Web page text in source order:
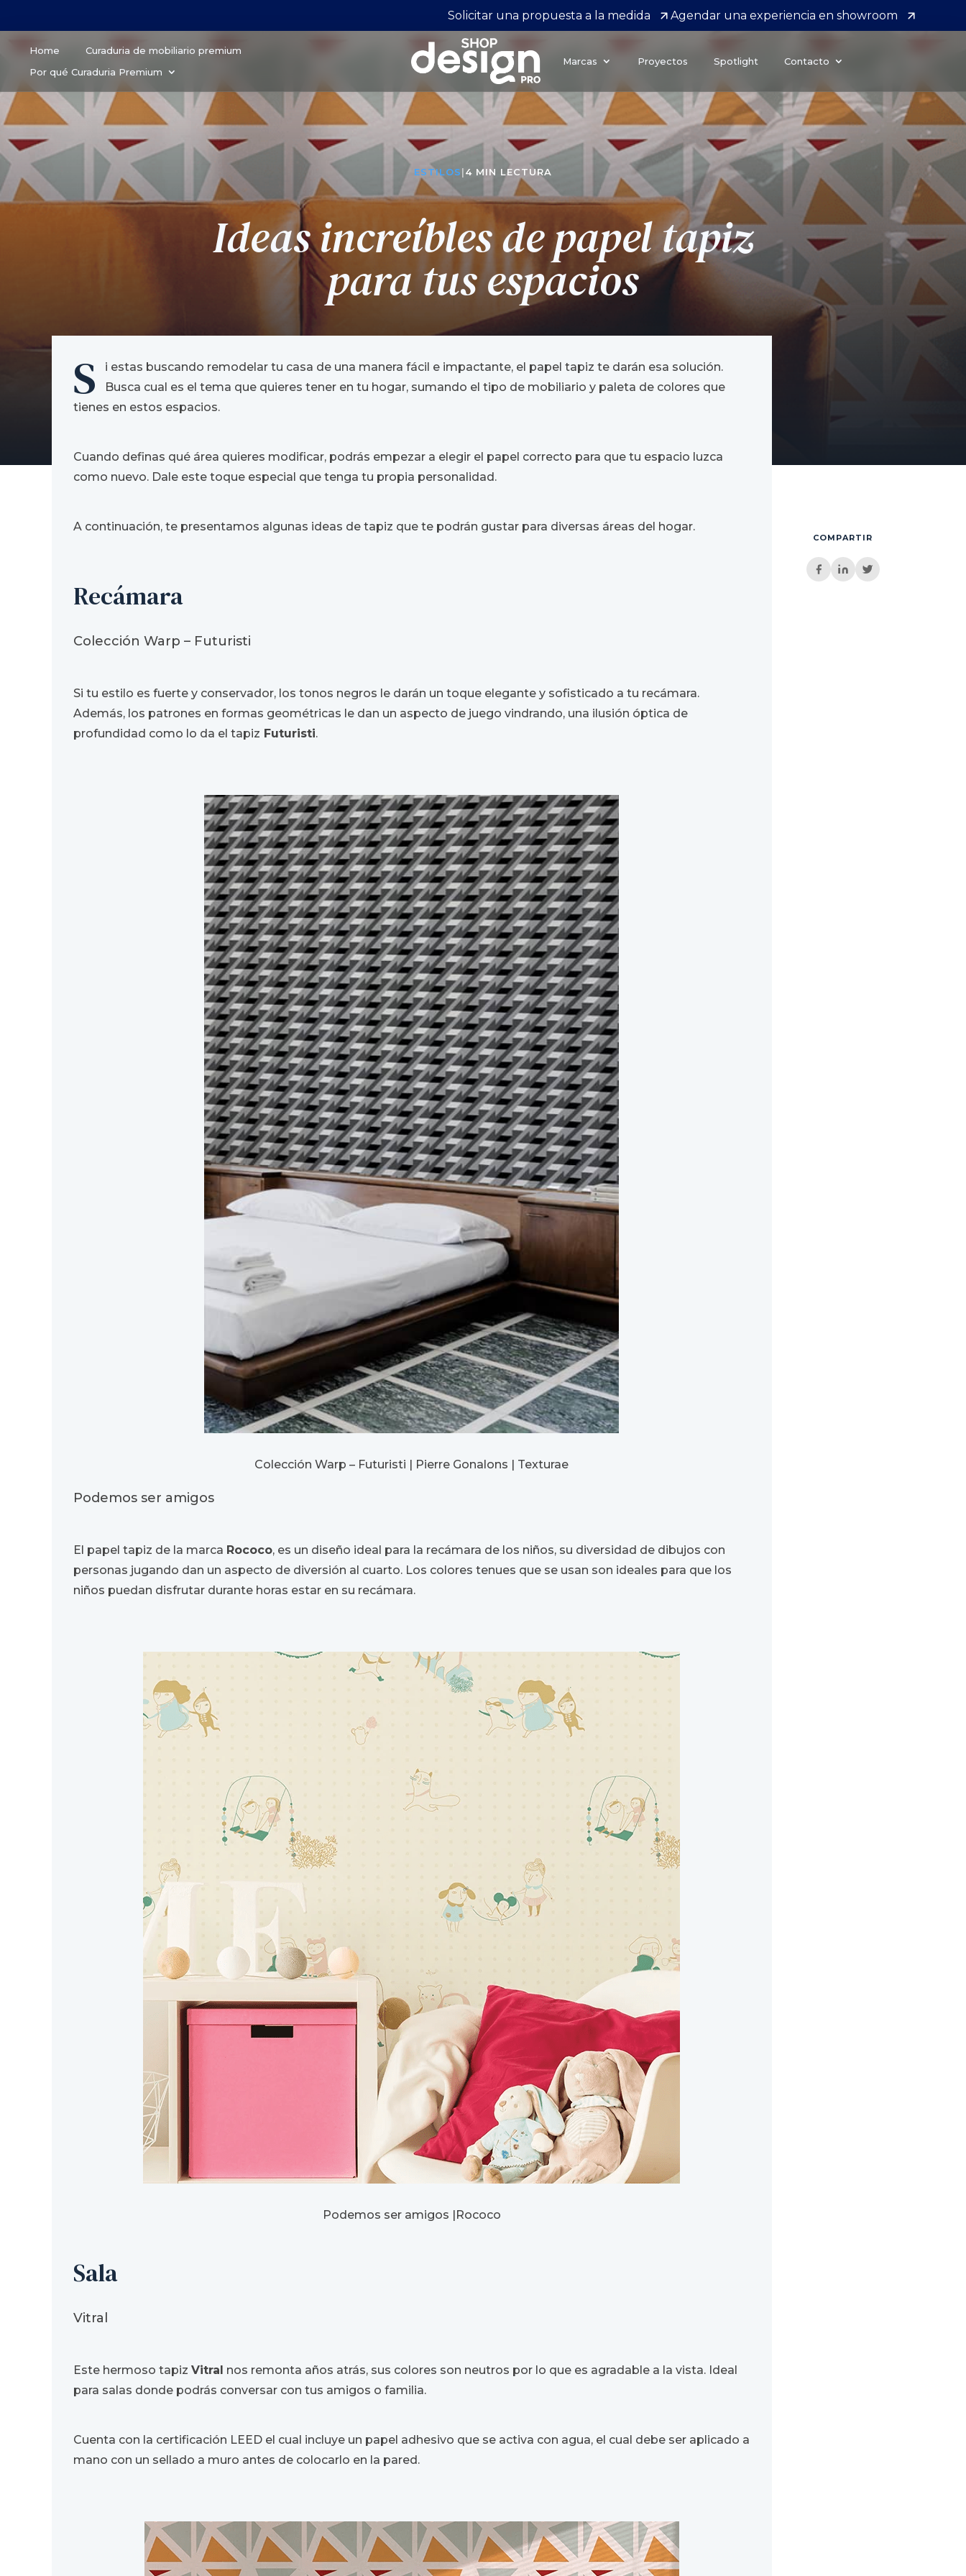
Solicitar una propuesta a la medida Agendar una experiencia en showroom
Home
Curaduria de mobiliario premium
Por qué Curaduria Premium
Marcas Proyectos Spotlight Contacto
ESTILOS|4 MIN LECTURA
Ideas increíbles de papel tapiz
para tus espacios
S
i estas buscando remodelar tu casa de una manera fácil e impactante, el papel tapiz te darán esa solución.
Busca cual es el tema que quieres tener en tu hogar, sumando el tipo de mobiliario y paleta de colores que
tienes en estos espacios.
Cuando definas qué área quieres modificar, podrás empezar a elegir el papel correcto para que tu espacio luzca
como nuevo. Dale este toque especial que tenga tu propia personalidad.
A continuación, te presentamos algunas ideas de tapiz que te podrán gustar para diversas áreas del hogar.
Recámara
Colección Warp – Futuristi
Si tu estilo es fuerte y conservador, los tonos negros le darán un toque elegante y sofisticado a tu recámara.
Además, los patrones en formas geométricas le dan un aspecto de juego vindrando, una ilusión óptica de
profundidad como lo da el tapiz Futuristi.
Colección Warp – Futuristi | Pierre Gonalons | Texturae
Podemos ser amigos
El papel tapiz de la marca Rococo, es un diseño ideal para la recámara de los niños, su diversidad de dibujos con
personas jugando dan un aspecto de diversión al cuarto. Los colores tenues que se usan son ideales para que los
niños puedan disfrutar durante horas estar en su recámara.
Podemos ser amigos |Rococo
Sala
Vitral
Este hermoso tapiz Vitral nos remonta años atrás, sus colores son neutros por lo que es agradable a la vista. Ideal
para salas donde podrás conversar con tus amigos o familia.
Cuenta con la certificación LEED el cual incluye un papel adhesivo que se activa con agua, el cual debe ser aplicado a
mano con un sellado a muro antes de colocarlo en la pared.
COMPARTIR